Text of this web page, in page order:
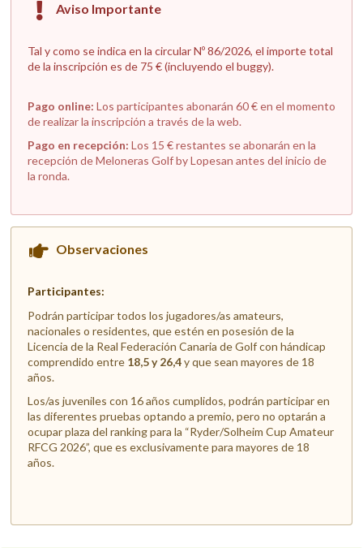
Aviso Importante
Tal y como se indica en la circular Nº 86/2026, el importe total
de la inscripción es de 75 € (incluyendo el buggy).
Pago online: Los participantes abonarán 60 € en el momento
de realizar la inscripción a través de la web.
Pago en recepción: Los 15 € restantes se abonarán en la
recepción de Meloneras Golf by Lopesan antes del inicio de
la ronda.
Observaciones
Participantes:
Podrán participar todos los jugadores/as amateurs,
nacionales o residentes, que estén en posesión de la
Licencia de la Real Federación Canaria de Golf con hándicap
comprendido entre 18,5 y 26,4y que sean mayores de 18
años.
Los/as juveniles con 16 años cumplidos, podrán participar en
las diferentes pruebas optando a premio, pero no optarán a
ocupar plaza del ranking para la “Ryder/Solheim Cup Amateur
RFCG 2026”, que es exclusivamente para mayores de 18
años.